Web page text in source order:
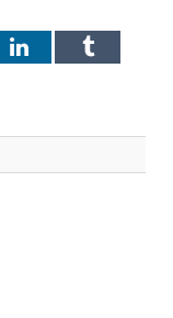
LinkedInTumblr